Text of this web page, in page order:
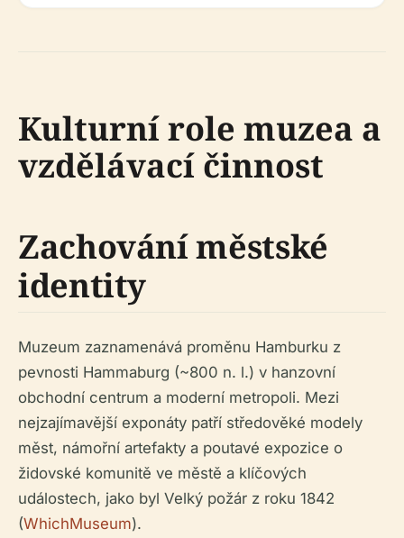
Kulturní role muzea a
vzdělávací činnost
Zachování městské
identity
Muzeum zaznamenává proměnu Hamburku z
pevnosti Hammaburg (~800 n. l.) v hanzovní
obchodní centrum a moderní metropoli. Mezi
nejzajímavější exponáty patří středověké modely
měst, námořní artefakty a poutavé expozice o
židovské komunitě ve městě a klíčových
událostech, jako byl Velký požár z roku 1842
(WhichMuseum).